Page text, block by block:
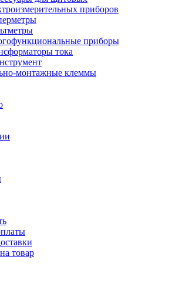
приборов
приборы
тока
монтажные клеммы
товар